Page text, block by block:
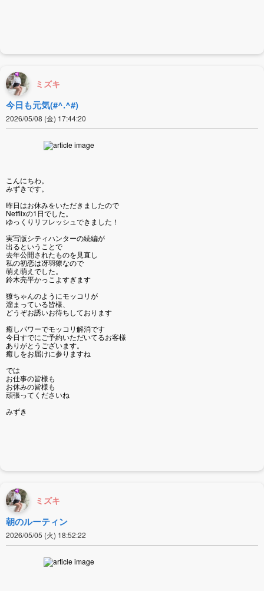
ミズキ
今日も元気(#^.^#)
2026/05/08 (金) 17:44:20
こんにちわ。
みずきです。
昨日はお休みをいただきましたので
Netflixの1日でした。
ゆっくりリフレッシュできました！
実写版シティハンターの続編が
出るということで
去年公開されたものを見直し
私の初恋は冴羽獠なので
萌え萌えでした。
鈴木亮平かっこよすぎます
獠ちゃんのようにモッコリが
溜まっている皆様、
どうぞお誘いお待ちしております
癒しパワーでモッコリ解消です
今日すでにご予約いただいてるお客様
ありがとうございます。
癒しをお届けに参りますね
では
お仕事の皆様も
お休みの皆様も
頑張ってくださいね
みずき
ミズキ
朝のルーティン
2026/05/05 (火) 18:52:22